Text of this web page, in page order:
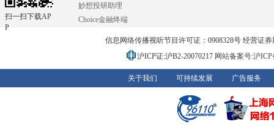
扫一扫下载AP
P
妙想投研助理
Choice金融终端
信息网络传播视听节目许可证：0908328号 经营证
沪ICP证:沪B2-20070217 网站备案号:沪
关于我们 可持续发展 广告服务